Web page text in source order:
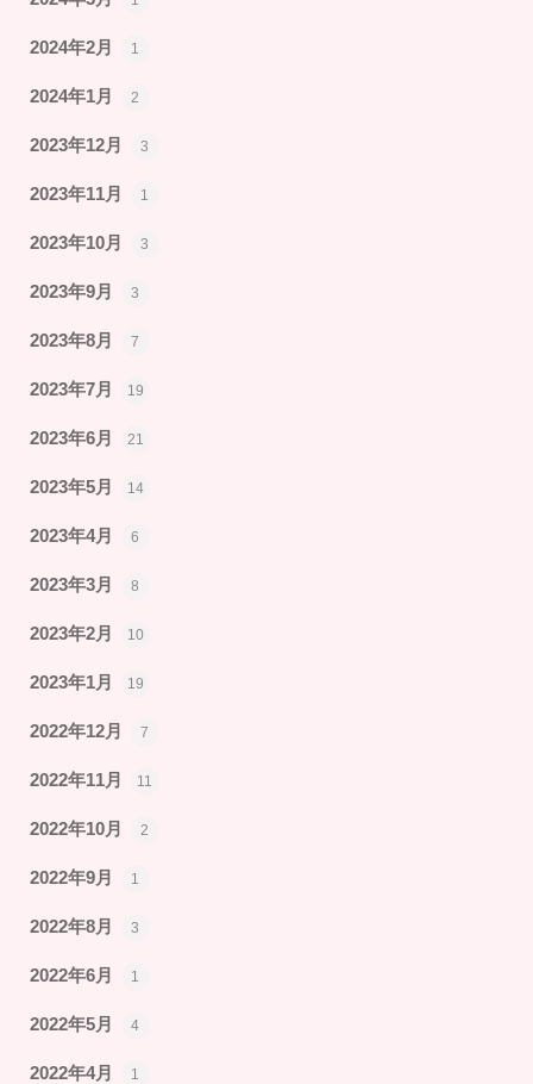
2024年2月 1
2024年1月 2
2023年12月 3
2023年11月 1
2023年10月 3
2023年9月 3
2023年8月 7
2023年7月 19
2023年6月 21
2023年5月 14
2023年4月 6
2023年3月 8
2023年2月 10
2023年1月 19
2022年12月 7
2022年11月 11
2022年10月 2
2022年9月 1
2022年8月 3
2022年6月 1
2022年5月 4
2022年4月 1